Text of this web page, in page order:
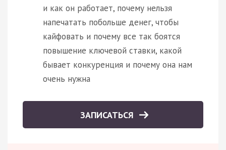
и как он работает, почему нельзя
напечатать побольше денег, чтобы
кайфовать и почему все так боятся
повышение ключевой ставки, какой
бывает конкуренция и почему она нам
очень нужна
ЗАПИСАТЬСЯ